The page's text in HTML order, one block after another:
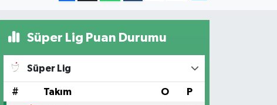
Süper Lig Puan Durumu
Süper Lig
# Takım O P